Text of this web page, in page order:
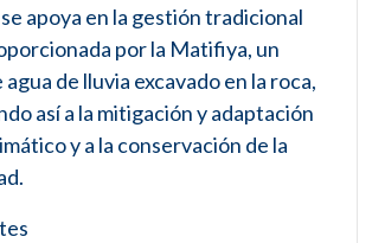
apoya en la gestión tradicional
por la Matifiya, un
de lluvia excavado en la roca,
así a la mitigación y adaptación
y a la conservación de la